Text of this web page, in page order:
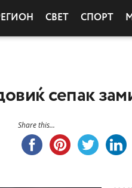
СВЕТ СПОРТ
сепак
Share this...